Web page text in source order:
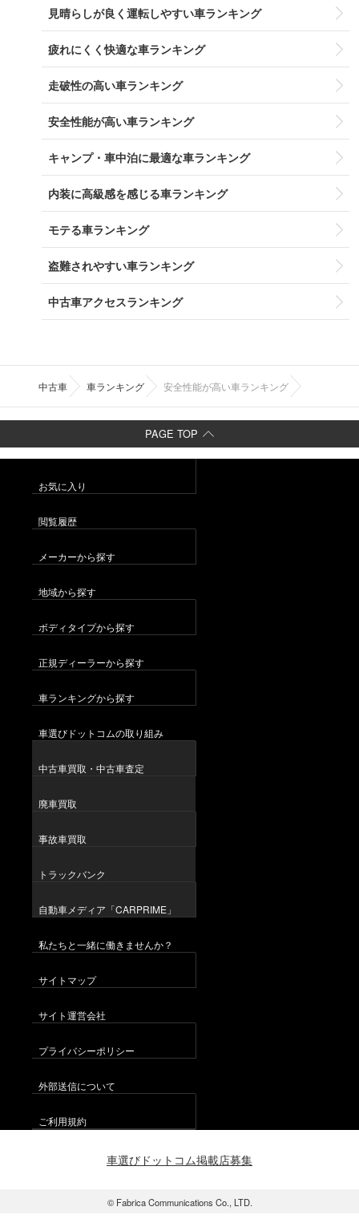
見晴らしが良く運転しやすい車ランキング
疲れにくく快適な車ランキング
走破性の高い車ランキング
安全性能が高い車ランキング
キャンプ・車中泊に最適な車ランキング
内装に高級感を感じる車ランキング
モテる車ランキング
盗難されやすい車ランキング
中古車アクセスランキング
中古車 車ランキング 安全性能が高い車ランキング
PAGE TOP
お気に入り
閲覧履歴
メーカーから探す
地域から探す
ボディタイプから探す
正規ディーラーから探す
車ランキングから探す
車選びドットコムの取り組み
中古車買取・中古車査定
廃車買取
事故車買取
トラックバンク
自動車メディア「CARPRIME」
私たちと一緒に働きませんか？
サイトマップ
サイト運営会社
プライバシーポリシー
外部送信について
ご利用規約
車選びドットコム掲載店募集
© Fabrica Communications Co., LTD.